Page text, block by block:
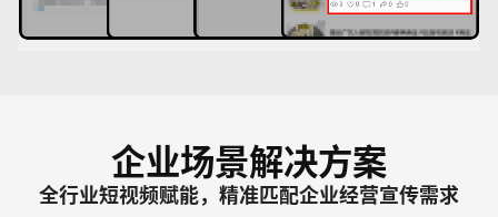
企业场景解决方案
全行业短视频赋能，精准匹配企业经营宣传需求